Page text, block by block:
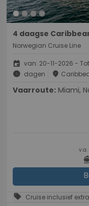
4 daagse
Norwegian Cruise Line
event van: 20-11-2026 -
schedule dagen place
Vaarroute: Miami,
v.a.
sell Cruise inclusief